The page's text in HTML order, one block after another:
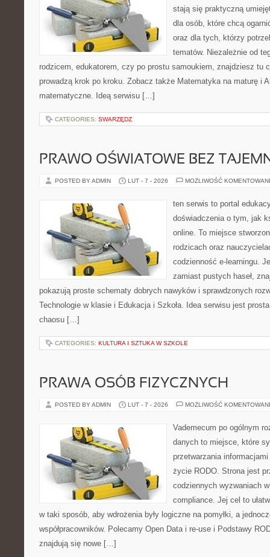
stają się praktyczną
dla osób, które chcą
oraz dla tych, którzy
tematów. Niezależnie od
rodzicem, edukatorem, czy po prostu samoukiem, znajdziesz tu
prowadzą krok po kroku. Zobacz także Matematyka na maturę i
matematyczne. Ideą serwisu […]
CATEGORIES: SWARZĘDZ
PRAWO OŚWIATOWE BEZ
POSTED BY ADMIN LUT - 7 - 2026 MOŻLIWOŚĆ
ten serwis to portal
doświadczenia o tym, jak
online. To miejsce
rodzicach oraz
codzienność e-learningu.
zamiast pustych haseł,
pokazują proste schematy dobrych nawyków i sprawdzonych
Technologie w klasie i Edukacja i Szkoła. Idea serwisu jest
chaosu […]
CATEGORIES: KULTURA I SZTUKA W SZKOLE
PRAWA OSÓB FIZYCZNYCH
POSTED BY ADMIN LUT - 7 - 2026 MOŻLIWOŚĆ
Vademecum po ogólnym
danych to miejsce, które
przetwarzania
życie RODO. Strona jest
codziennych wyzwaniach
compliance. Jej cel to
w taki sposób, aby wdrożenia były logiczne na pomyłki, a
współpracowników. Polecamy Open Data i re-use i Podstawy
znajdują się nowe […]